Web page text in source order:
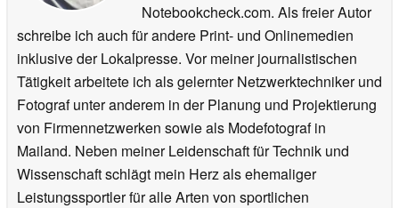
Notebookcheck.com. Als freier Autor
schreibe ich auch für andere Print- und Onlinemedien
inklusive der Lokalpresse. Vor meiner journalistischen
Tätigkeit arbeitete ich als gelernter Netzwerktechniker und
Fotograf unter anderem in der Planung und Projektierung
von Firmennetzwerken sowie als Modefotograf in
Mailand. Neben meiner Leidenschaft für Technik und
Wissenschaft schlägt mein Herz als ehemaliger
Leistungssportler für alle Arten von sportlichen